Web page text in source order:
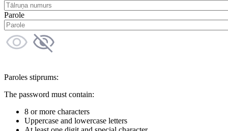
Parole
Paroles stiprums:
The password must contain:
8 or more characters
Uppercase and lowercase letters